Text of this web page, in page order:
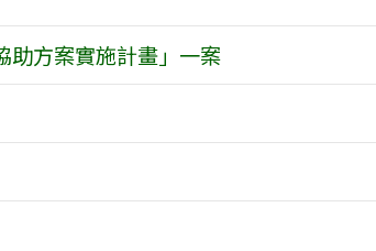
助方案實施計畫」一案